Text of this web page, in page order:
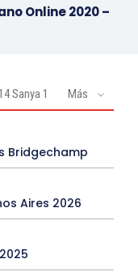
Online 2020 –
Sanya 1 Más
Bridgechamp
Aires 2026